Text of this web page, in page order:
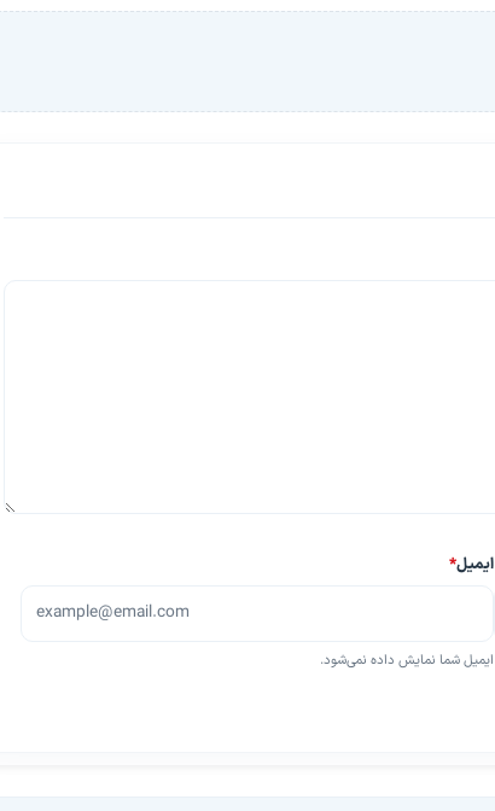
ایمیل*
ایمیل شما نمایش داده نمی‌شود.